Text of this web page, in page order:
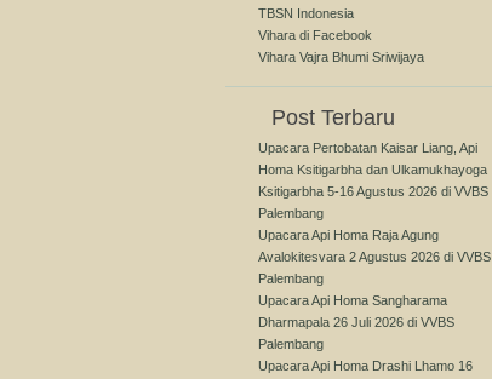
TBSN Indonesia
Vihara di Facebook
Vihara Vajra Bhumi Sriwijaya
Post Terbaru
Upacara Pertobatan Kaisar Liang, Api
Homa Ksitigarbha dan Ulkamukhayoga
Ksitigarbha 5-16 Agustus 2026 di VVBS
Palembang
Upacara Api Homa Raja Agung
Avalokitesvara 2 Agustus 2026 di VVBS
Palembang
Upacara Api Homa Sangharama
Dharmapala 26 Juli 2026 di VVBS
Palembang
Upacara Api Homa Drashi Lhamo 16